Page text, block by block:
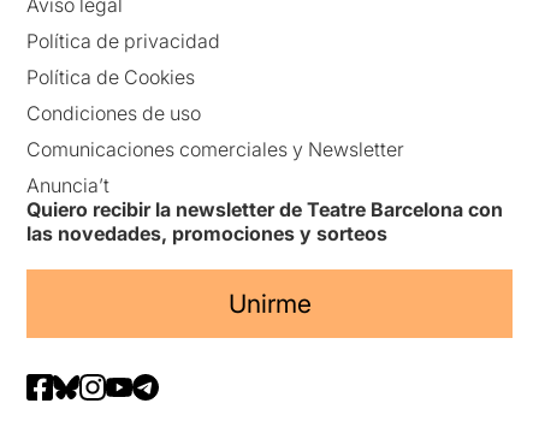
Política de privacidad
Política de Cookies
Condiciones de uso
Comunicaciones comerciales y Newsletter
Anuncia’t
Quiero recibir la newsletter de Teatre Barcelona con
las novedades, promociones y sorteos
Unirme